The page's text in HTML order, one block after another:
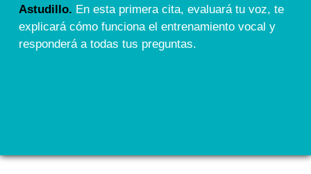
Astudillo. En esta primera cita, evaluará tu voz, te
explicará cómo funciona el entrenamiento vocal y
responderá a todas tus preguntas.